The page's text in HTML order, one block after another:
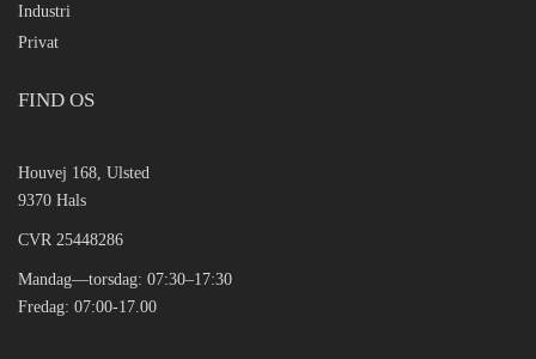
Industri
Privat
FIND OS
Houvej 168, Ulsted
9370 Hals
CVR 25448286
Mandag—torsdag: 07:30–17:30
Fredag: 07:00-17.00